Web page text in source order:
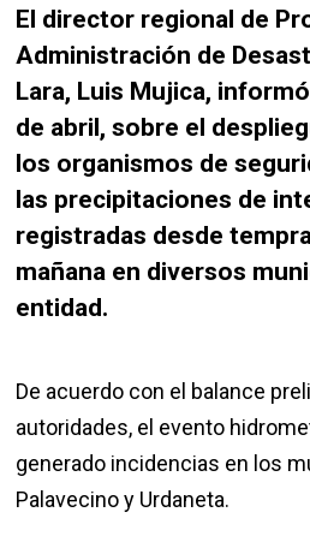
El director regional de
Administración de
Lara, Luis Mujica,
de abril, sobre el
los organismos de
las precipitaciones de
registradas desde
mañana en diversos
entidad.
De acuerdo con el balance
autoridades, el evento
generado incidencias en los
Palavecino y Urdaneta.